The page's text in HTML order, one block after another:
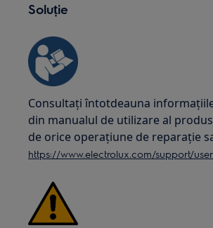
Soluție
Consultați întotdeauna
din manualul de utilizare al
de orice operațiune de reparație
https://www.electrolux.com/support/